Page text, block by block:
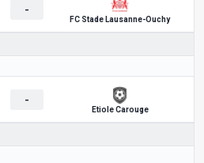
-
FC Stade Lausanne-Ouchy
-
Etiole Carouge